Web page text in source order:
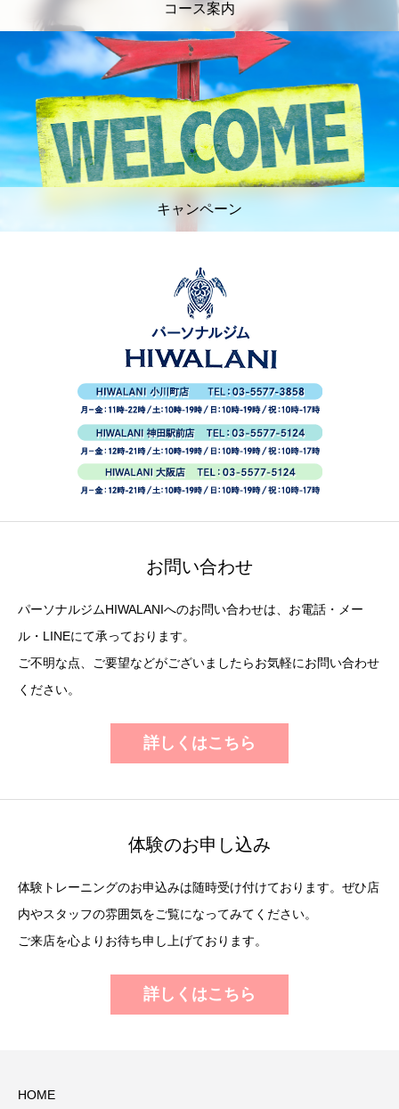
コース案内
キャンペーン
お問い合わせ
パーソナルジムHIWALANIへのお問い合わせは、お電話・メー
ル・LINEにて承っております。
ご不明な点、ご要望などがございましたらお気軽にお問い合わせ
ください。
詳しくはこちら
体験のお申し込み
体験トレーニングのお申込みは随時受け付けております。ぜひ店
内やスタッフの雰囲気をご覧になってみてください。
ご来店を心よりお待ち申し上げております。
詳しくはこちら
HOME